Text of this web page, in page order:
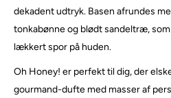
dekadent udtryk. Basen afrundes
tonkabønne og blødt sandeltræ,
lækkert spor på huden.
Oh Honey! er perfekt til dig, der
gourmand-dufte med masser af